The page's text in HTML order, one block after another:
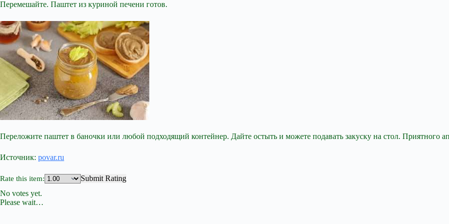
Перемешайте. Паштет из куриной печени готов.
Переложите паштет в баночки или любой подходящий контейнер. Дайте остыть и можете подавать закуску на стол. Приятного
Источник: povar.ru
Rate this item:
Submit Rating
No votes yet.
Please wait…